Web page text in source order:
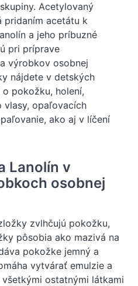
Acetylovaný
pridaním acetátu k
a jeho príbuzné
pri príprave
výrobkov osobnej
nájdete v detských
pokožku, holení,
vlasy, opaľovacích
ako aj v líčení
Lanolín v
osobnej
zvlhčujú pokožku,
pôsobia ako mazivá na
pokožke jemný a
vytvárať emulzie a
ostatnými látkami